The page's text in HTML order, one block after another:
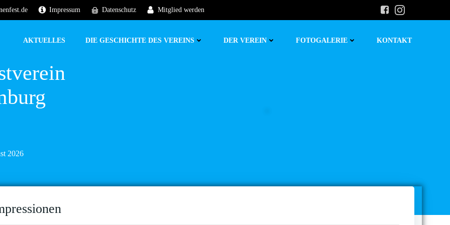
Impressum Datenschutz Mitglied werden
AKTUELLES DIE GESCHICHTE DES VEREINS DER VEREIN FOTOGALERIE KONTAKT
2026